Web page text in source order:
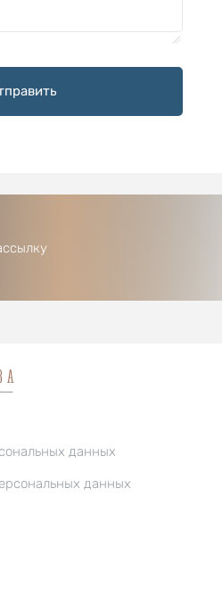
данных
данных